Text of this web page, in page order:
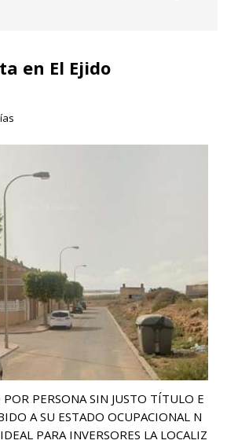
en El Ejido
PERSONA SIN JUSTO TÍTULO E
A SU ESTADO OCUPACIONAL N
PARA INVERSORES LA LOCALIZ